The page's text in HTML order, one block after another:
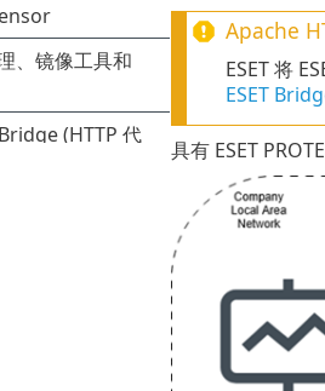
Apache
ESET 将
ESET
具有 ESET